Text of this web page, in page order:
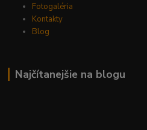
Fotogaléria
Kontakty
Blog
Najčítanejšie na blogu